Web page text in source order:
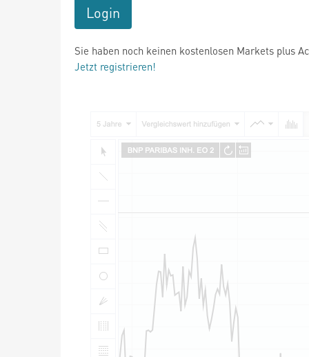
Login
Sie haben noch keinen kostenlosen Markets plus
Jetzt registrieren!